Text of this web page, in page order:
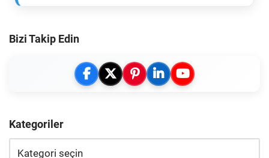
Bizi Takip Edin
Kategoriler